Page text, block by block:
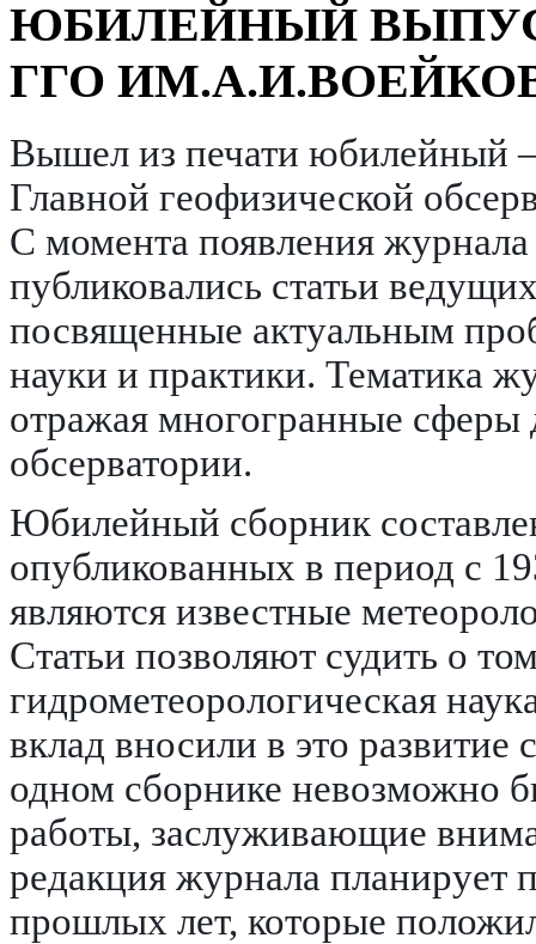
ЮБИЛЕЙНЫЙ
ГГО
Вышел из печати юбилейный
Главной геофизической
С момента появления журнала
публиковались статьи
посвященные актуальным
науки и практики. Тематика
отражая многогранные сферы
обсерватории.
Юбилейный сборник
опубликованных в период с
являются известные
Статьи позволяют судить о
гидрометеорологическая
вклад вносили в это
одном сборнике невозможно
работы, заслуживающие
редакция журнала планирует
прошлых лет, которые